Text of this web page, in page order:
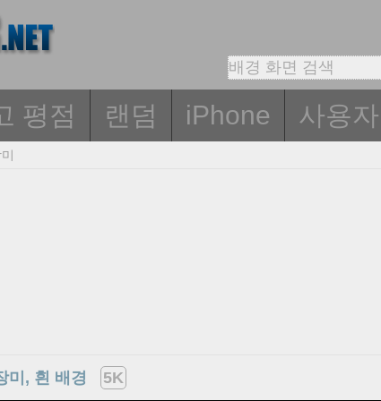
평점 랜덤 iPhone 사용자
미, 흰 배경 5K